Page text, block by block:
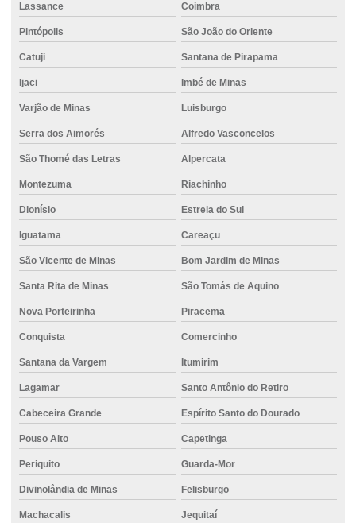
Lassance Coimbra
Pintópolis São João do Oriente
Catuji Santana de Pirapama
Ijaci Imbé de Minas
Varjão de Minas Luisburgo
Serra dos Aimorés Alfredo Vasconcelos
São Thomé das Letras Alpercata
Montezuma Riachinho
Dionísio Estrela do Sul
Iguatama Careaçu
São Vicente de Minas Bom Jardim de Minas
Santa Rita de Minas São Tomás de Aquino
Nova Porteirinha Piracema
Conquista Comercinho
Santana da Vargem Itumirim
Lagamar Santo Antônio do Retiro
Cabeceira Grande Espírito Santo do Dourado
Pouso Alto Capetinga
Periquito Guarda-Mor
Divinolândia de Minas Felisburgo
Machacalis Jequitaí